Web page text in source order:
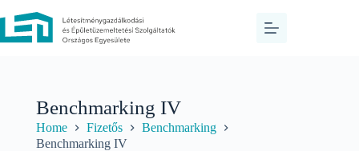
Benchmarking IV
Home Fizetős
Benchmarking
Benchmarking IV